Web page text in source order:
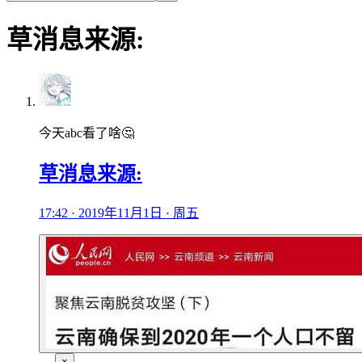
草消息来源:
今天abc看了啥🤔
草消息来源:
17:42 · 2019年11月1日 · 周五